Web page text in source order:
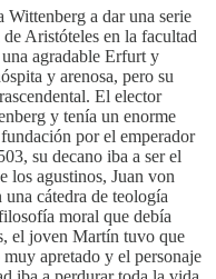
a dar una serie
Aristóteles en la facultad
agradable Erfurt y
y arenosa, pero su
El elector
y tenía un enorme
por el emperador
su decano iba a ser el
los agustinos, Juan von
cátedra de teología
moral que debía
el joven Martín tuvo que
apretado y el personaje